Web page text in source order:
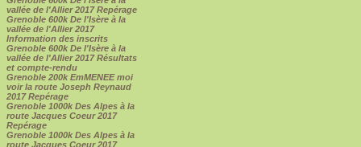
vallée de l'Allier 2017 Repérage
Grenoble 600k De l'Isère à la
vallée de l'Allier 2017
Information des inscrits
Grenoble 600k De l'Isère à la
vallée de l'Allier 2017 Résultats
et compte-rendu
Grenoble 200k EmMENEE moi
voir la route Joseph Reynaud
2017 Repérage
Grenoble 1000k Des Alpes à la
route Jacques Coeur 2017
Repérage
Grenoble 1000k Des Alpes à la
route Jacques Coeur 2017